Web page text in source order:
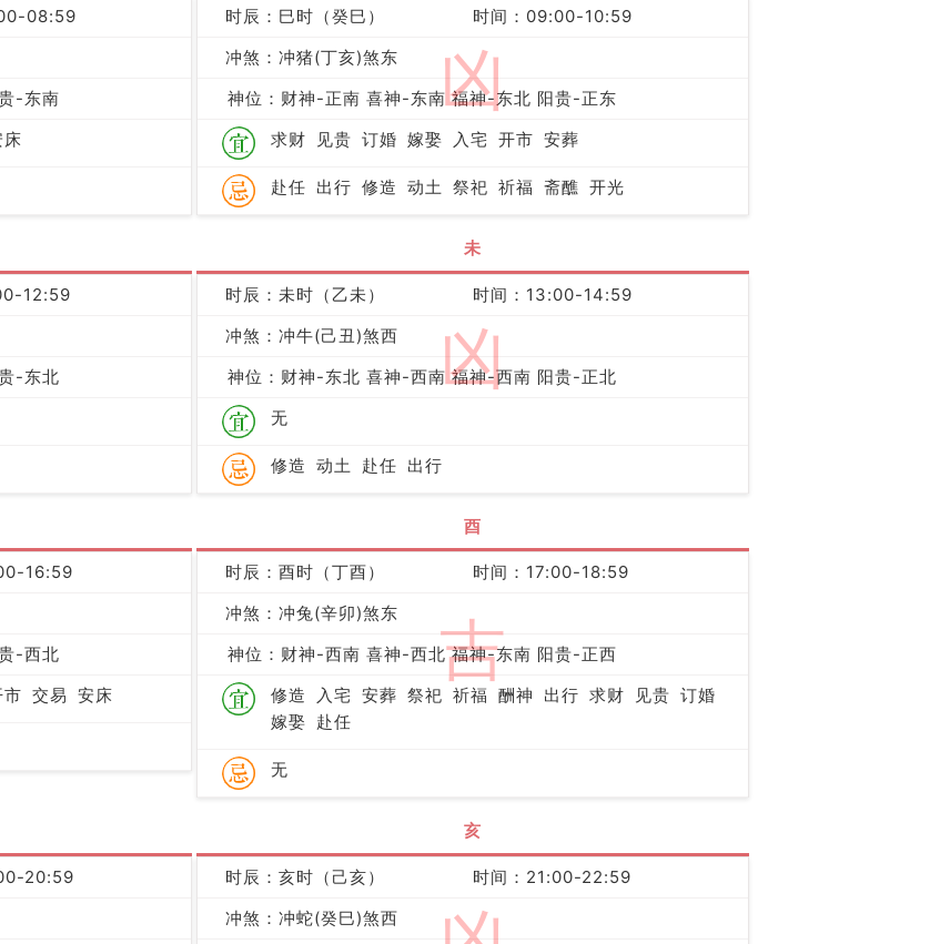
08:59
-东南
床
凶
时辰：巳时（癸巳）
时间：09:00-10:59
冲煞：冲猪(丁亥)煞东
神位：财神-正南 喜神-东南 福神-东北 阳贵-正东
求财
见贵 订婚 嫁娶 入宅 开市 安葬
赴任 出行 修造 动土 祭祀 祈福 斋醮 开光
12:59
-东北
未
凶
时辰：未时（乙未）
时间：13:00-14:59
冲煞：冲牛(己丑)煞西
神位：财神-东北 喜神-西南 福神-西南 阳贵-正北
无
修造 动土 赴任 出行
16:59
-西北
市 交易 安床
酉
吉
时辰：酉时（丁酉）
时间：17:00-18:59
冲煞：冲兔(辛卯)煞东
神位：财神-西南 喜神-西北 福神-东南 阳贵-正西
修造
入宅 安葬 祭祀 祈福 酬神 出行 求财 见贵 订婚
嫁娶 赴任
无
20:59
亥
时辰：亥时（己亥）
时间：21:00-22:59
冲煞：冲蛇(癸巳)煞西